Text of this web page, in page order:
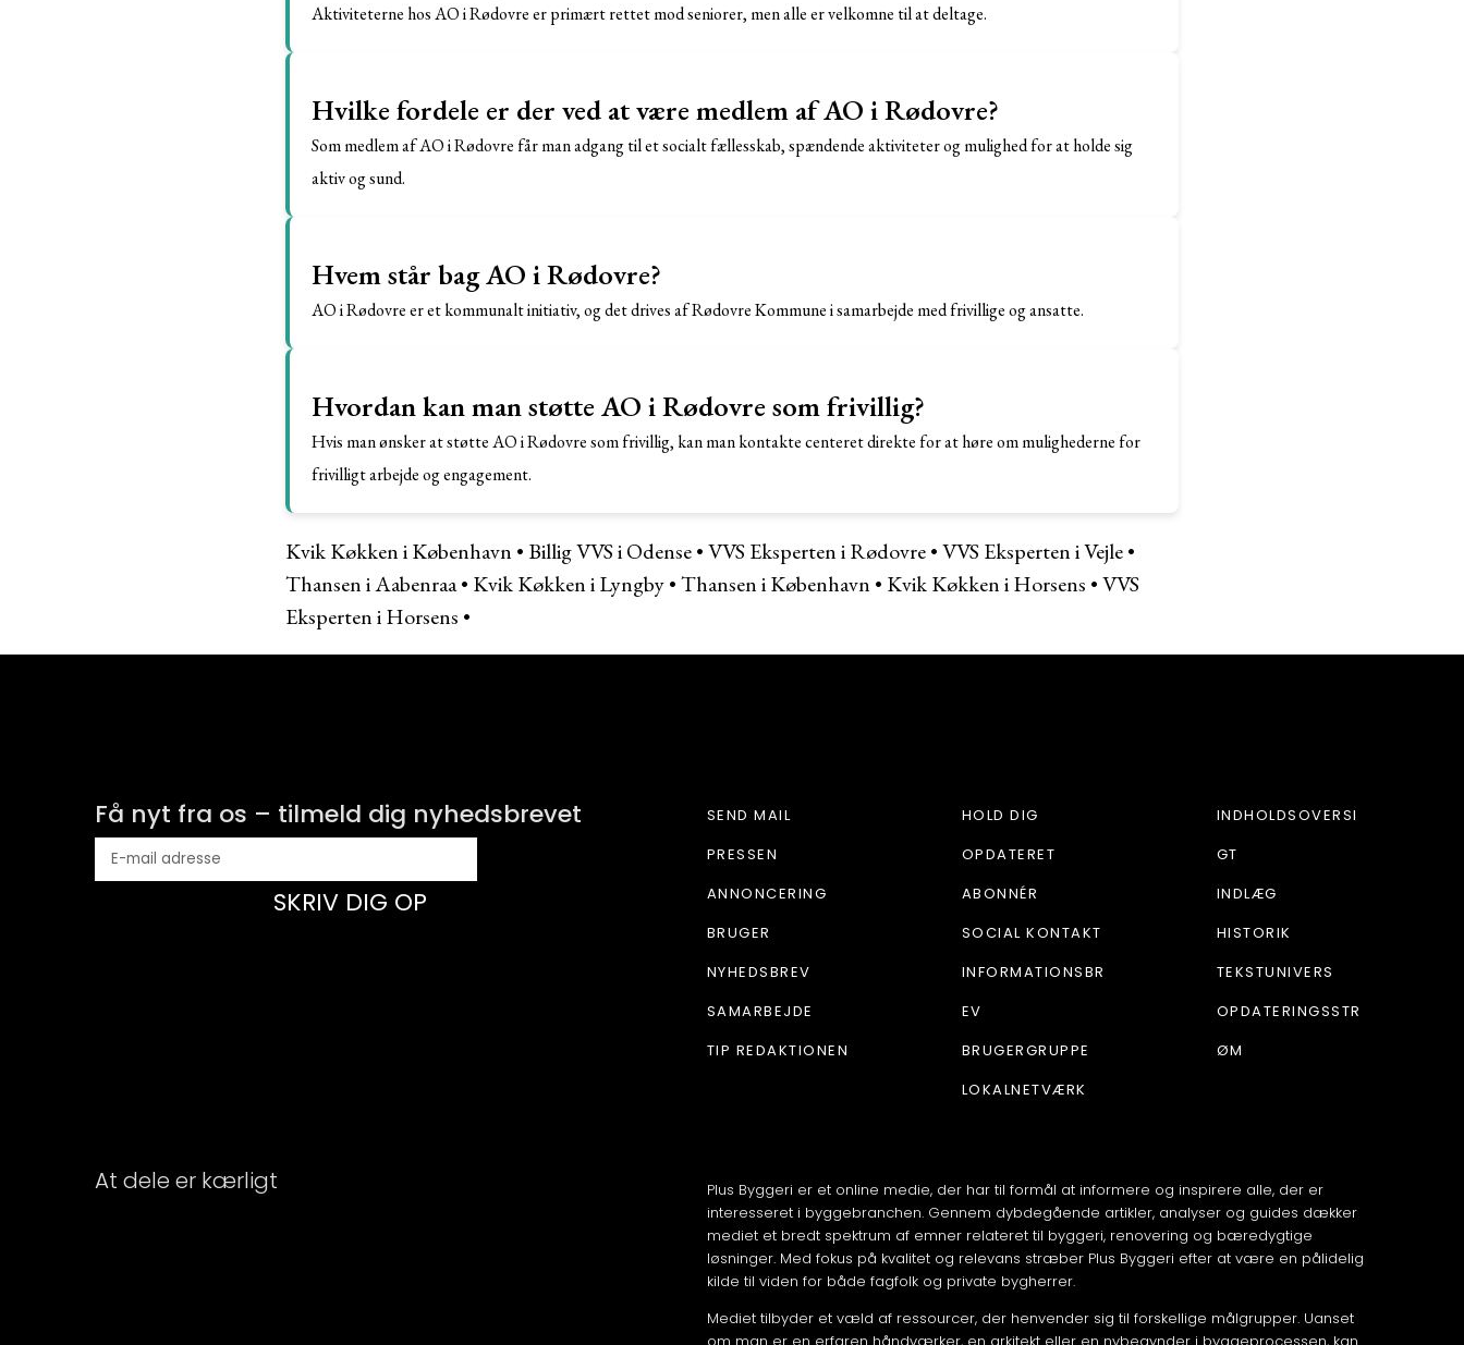
Aktiviteterne hos AO i Rødovre er primært rettet mod seniorer, men alle er velkomne til at deltage.
Hvilke fordele er der ved at være medlem af AO i Rødovre?
Som medlem af AO i Rødovre får man adgang til et socialt fællesskab, spændende aktiviteter og mulighed for at holde sig
aktiv og sund.
Hvem står bag AO i Rødovre?
AO i Rødovre er et kommunalt initiativ, og det drives af Rødovre Kommune i samarbejde med frivillige og ansatte.
Hvordan kan man støtte AO i Rødovre som frivillig?
Hvis man ønsker at støtte AO i Rødovre som frivillig, kan man kontakte centeret direkte for at høre om mulighederne for
frivilligt arbejde og engagement.
Kvik Køkken i København • Billig VVS i Odense•VVS Eksperten i Rødovre•VVS Eksperten i Vejle•
Thansen i Aabenraa• Kvik Køkken i Lyngby•Thansen i København • Kvik Køkken i Horsens •VVS
Eksperten i Horsens •
Få nyt fra os – tilmeld dig nyhedsbrevet
SKRIV DIG OP
Plus Byggeri er et online medie, der har til formål at informere og inspirere alle, der er
interesseret i byggebranchen. Gennem dybdegående artikler, analyser og guides dækker
mediet et bredt spektrum af emner relateret til byggeri, renovering og bæredygtige
løsninger. Med fokus på kvalitet og relevans stræber Plus Byggeri efter at være en pålidelig
kilde til viden for både fagfolk og private bygherrer.
Mediet tilbyder et væld af ressourcer, der henvender sig til forskellige målgrupper. Uanset
At dele er kærligt
SEND MAIL
PRESSEN
ANNONCERING
BRUGER
NYHEDSBREV
SAMARBEJDE
TIP REDAKTIONEN
HOLD DIG
OPDATERET
ABONNÉR
SOCIAL KONTAKT
INFORMATIONSBR
EV
BRUGERGRUPPE
LOKALNETVÆRK
INDHOLDSOVERSI
GT
INDLÆG
HISTORIK
TEKSTUNIVERS
OPDATERINGSSTR
ØM